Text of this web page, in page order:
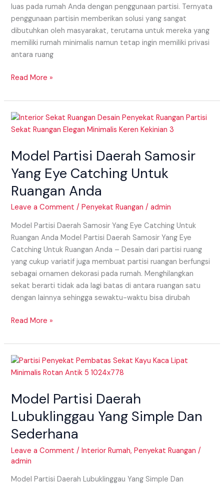
luas pada rumah Anda dengan penggunaan partisi. Ternyata
penggunaan partisin memberikan solusi yang sangat
dibutuhkan oleh masyarakat, terutama untuk mereka yang
memiliki rumah minimalis namun tetap ingin memiliki privasi
antara ruang
Read More »
Model Partisi Daerah Samosir
Yang Eye Catching Untuk
Ruangan Anda
Leave a Comment /Penyekat Ruangan /admin
Model Partisi Daerah Samosir Yang Eye Catching Untuk
Ruangan Anda Model Partisi Daerah Samosir Yang Eye
Catching Untuk Ruangan Anda – Desain dari partisi ruang
yang cukup variatif juga membuat partisi ruangan berfungsi
sebagai ornamen dekorasi pada rumah. Menghilangkan
sekat berarti tidak ada lagi batas di antara ruangan satu
dengan lainnya sehingga sewaktu-waktu bisa dirubah
Model
Partisi
Samosir
Eye
Catching
Anda
Read More »
Model Partisi Daerah
Lubuklinggau Yang Simple Dan
Sederhana
Leave a Comment /Interior Rumah,Penyekat Ruangan /
admin
Model Partisi Daerah Lubuklinggau Yang Simple Dan
Model
Partisi
Lubuklinggau
Simple
Dan